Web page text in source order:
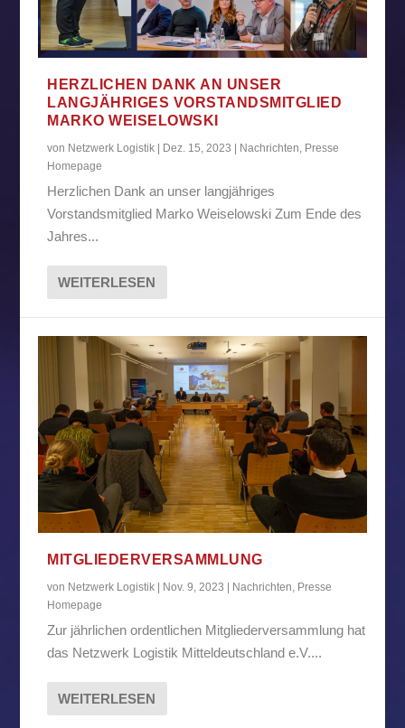
HERZLICHEN DANK AN UNSER
LANGJÄHRIGES VORSTANDSMITGLIED
MARKO WEISELOWSKI
von Netzwerk Logistik Dez. 15, 2023 Nachrichten, Presse
Homepage
Herzlichen Dank an unser langjähriges
Vorstandsmitglied Marko Weiselowski Zum Ende des
Jahres...
WEITERLESEN
MITGLIEDERVERSAMMLUNG
von Netzwerk Logistik | Nov. 9, 2023 | Nachrichten Presse
Homepage
Zur jährlichen ordentlichen Mitgliederversammlung hat
das Netzwerk Logistik Mitteldeutschland e.V....
WEITERLESEN